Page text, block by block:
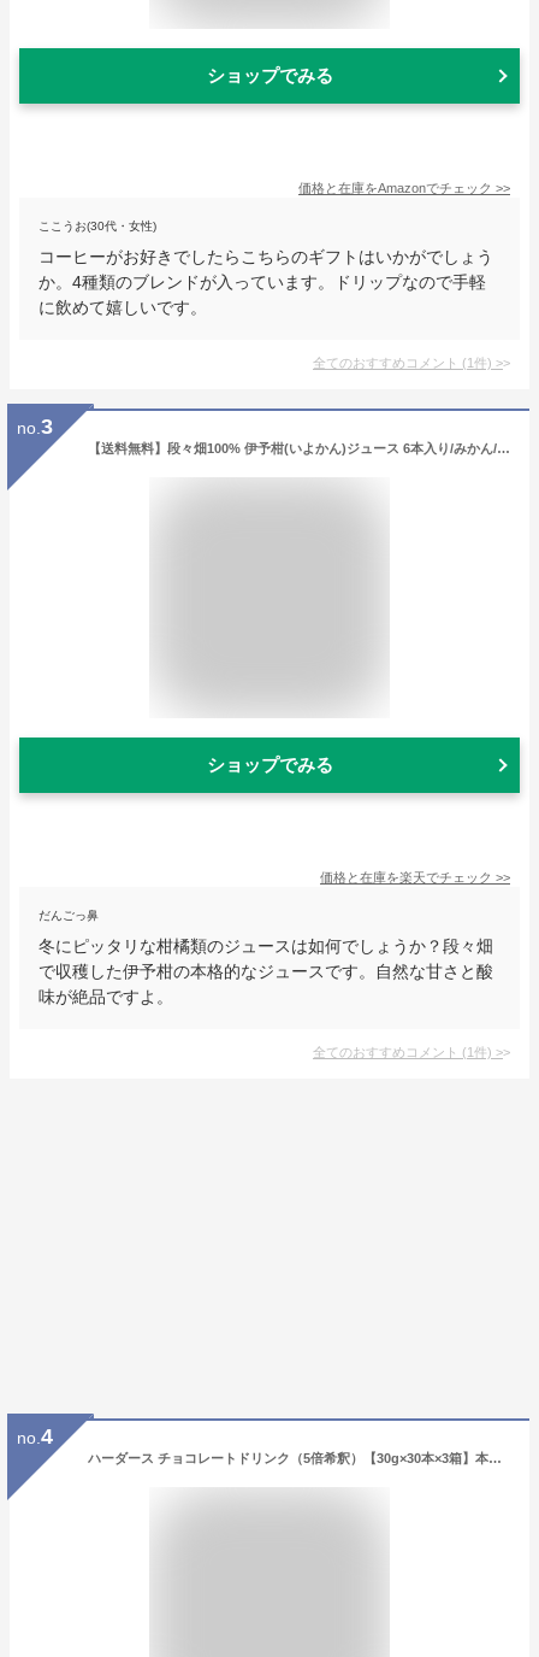
ショップでみる
価格と在庫をAmazonでチェック >>
ここうお(30代・女性)
コーヒーがお好きでしたらこちらのギフトはいかがでしょう
か。4種類のブレンドが入っています。ドリップなので手軽
に飲めて嬉しいです。
全てのおすすめコメント (1件) >
no. 3
【送料無料】段々畑100% 伊予柑(いよかん)ジュース 6本入り/みかん/蜜柑/オレンジ/柑橘/果物/フルーツ/ギフト/お中元/お取り寄せ/グルメ/産地応援
ショップでみる
価格と在庫を楽天でチェック >>
だんごっ鼻
冬にピッタリな柑橘類のジュースは如何でしょうか？段々畑
で収穫した伊予柑の本格的なジュースです。自然な甘さと酸
味が絶品ですよ。
全てのおすすめコメント (1件) >
no. 4
ハーダース チョコレートドリンク（5倍希釈）【30g×30本×3箱】本州は送料無料でこの価格！ ギフト プレゼント チョコレートソース リキッド ココア モカ ホットチョコレート 高級 飲みチョコ かき氷 シロップ お歳暮 チョコ アイス